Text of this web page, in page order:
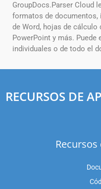
GroupDocs.Parser Cloud
formatos de documentos,
de Word, hojas de cálculo
PowerPoint y más. Puede
individuales o de todo el
RECURSOS DE